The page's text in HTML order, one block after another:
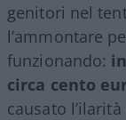
genitori nel
l’ammontare
funzionando:
circa cento
causato